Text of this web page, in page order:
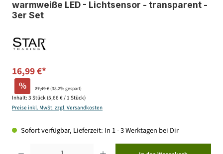
warmweiße LED - Lichtsensor - transparent -
3er Set
16,99 €*
% 27,49 €(38.2% gespart)
Inhalt: 3 Stück (5,66 € / 1 Stück)
Preise inkl. MwSt. zzgl. Versandkosten
Sofort verfügbar, Lieferzeit: In 1 - 3 Werktagen bei Dir